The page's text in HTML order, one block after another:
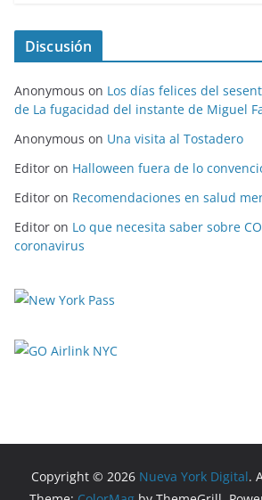
Discusión
Anonymous on Los días felices del
de La fugacidad del instante de Miguel
Anonymous on Una visita al Tostadero
Editor on Halloween fuera de lo
Editor on Recomendaciones en salud
Editor on Lo que necesita saber sobre
coronavirus
Copyright © 2026 Nueva York Digital.